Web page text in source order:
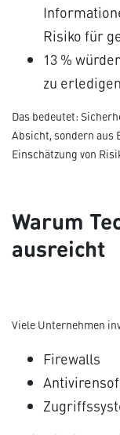
Risiko für
13 %
zu erledigen
Das bedeutet:
Absicht, sondern aus
Einschätzung von
Warum
ausreicht
Viele Unternehmen
Firewalls